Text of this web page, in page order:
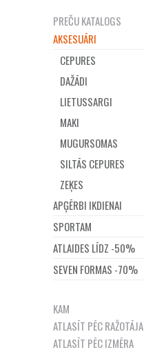
PREČU KATALOGS
AKSESUĀRI
CEPURES
DAŽĀDI
LIETUSSARGI
MAKI
MUGURSOMAS
SILTĀS CEPURES
ZEĶES
APĢĒRBI IKDIENAI
SPORTAM
ATLAIDES LĪDZ -50%
SEVEN FORMAS -70%
KAM
ATLASĪT PĒC RAŽOTĀJA
ATLASĪT PĒC IZMĒRA